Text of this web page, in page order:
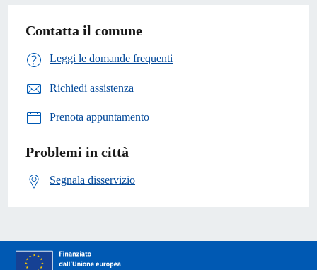
Contatta il comune
Leggi le domande frequenti
Richiedi assistenza
Prenota appuntamento
Problemi in città
Segnala disservizio